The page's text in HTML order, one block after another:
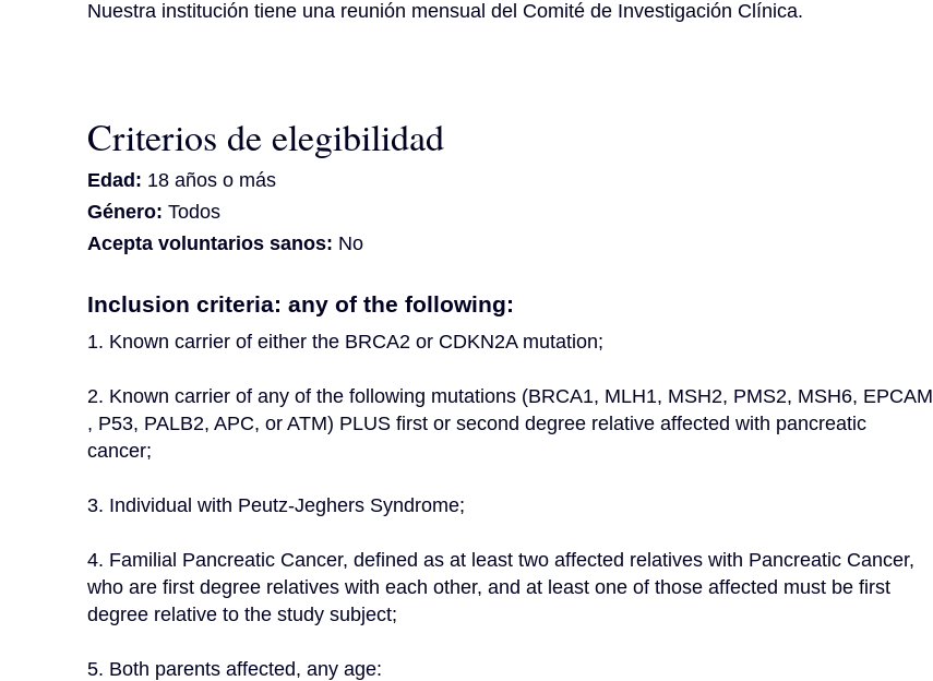
Nuestra institución tiene una reunión mensual del Comité de Investigación Clínica.
Criterios de elegibilidad
Edad: 18 años o más
Género: Todos
Acepta voluntarios sanos: No
Inclusion criteria: any of the following:
1. Known carrier of either the BRCA2 or CDKN2A mutation;
2. Known carrier of any of the following mutations (BRCA1, MLH1, MSH2, PMS2, MSH6, EPCAM
, P53, PALB2, APC, or ATM) PLUS first or second degree relative affected with pancreatic
cancer;
3. Individual with Peutz-Jeghers Syndrome;
4. Familial Pancreatic Cancer, defined as at least two affected relatives with Pancreatic Cancer,
who are first degree relatives with each other, and at least one of those affected must be first
degree relative to the study subject;
5. Both parents affected, any age: